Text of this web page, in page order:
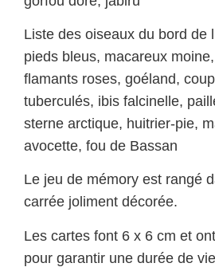
Liste des oiseaux du bord de
pieds bleus, macareux
flamants roses, goéland,
tuberculés, ibis falcinelle,
sterne arctique, huitrier-pie,
avocette, fou de Bassan
Le jeu de mémory est rangé
carrée joliment décorée.
Les cartes font 6 x 6 cm et
pour garantir une durée de